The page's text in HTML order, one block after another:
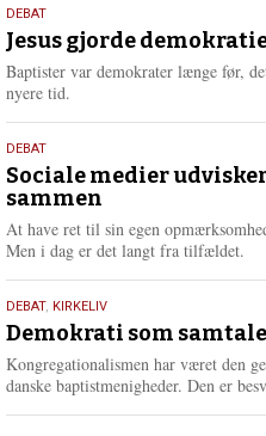
18.
maj
2026
DEBAT
Jesus gjorde
Baptister var demokrater længe før,
nyere tid.
18.
maj
2026
DEBAT
Sociale medier
sammen
At have ret til sin egen
Men i dag er det langt fra tilfældet.
18.
maj
2026
DEBAT, KIRKELIV
Demokrati som samtale
Kongregationalismen har været den
danske baptistmenigheder. Den er